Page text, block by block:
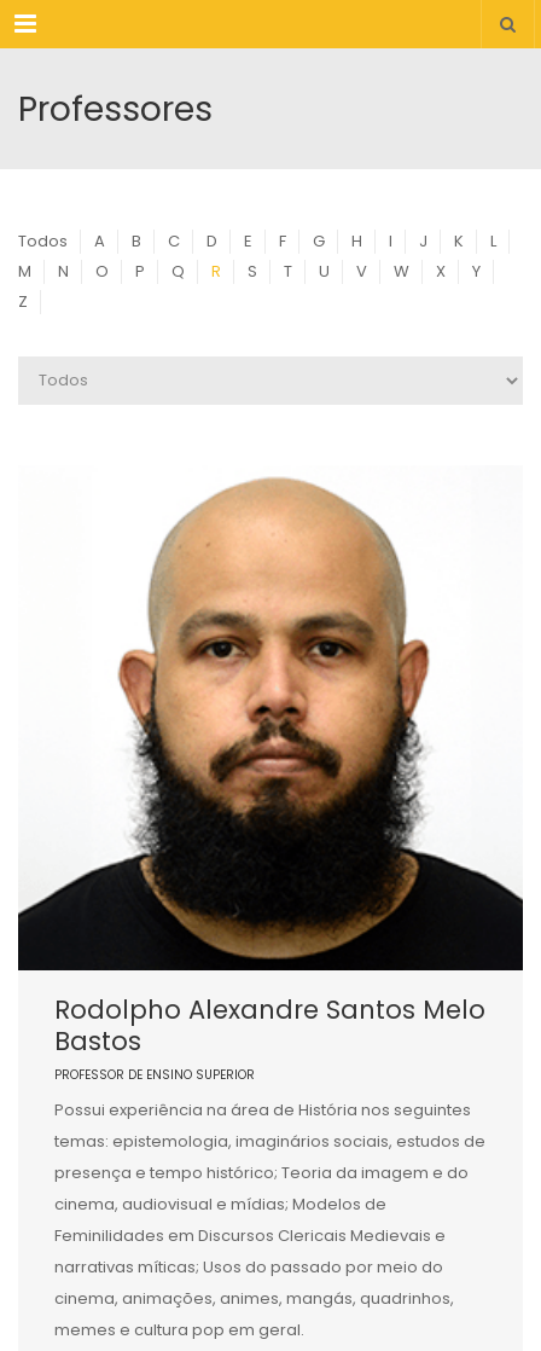
Menu
Professores
Todos A B C D E F G H I J K
L
M
N O P Q R S T U V W X
Y
Z
Rodolpho Alexandre Santos Melo
Bastos
PROFESSOR DE ENSINO SUPERIOR
Possui experiência na área de História nos seguintes
temas: epistemologia, imaginários sociais, estudos de
presença e tempo histórico; Teoria da imagem e do
cinema, audiovisual e mídias; Modelos de
Feminilidades em Discursos Clericais Medievais e
narrativas míticas; Usos do passado por meio do
cinema, animações, animes, mangás, quadrinhos,
memes e cultura pop em geral.